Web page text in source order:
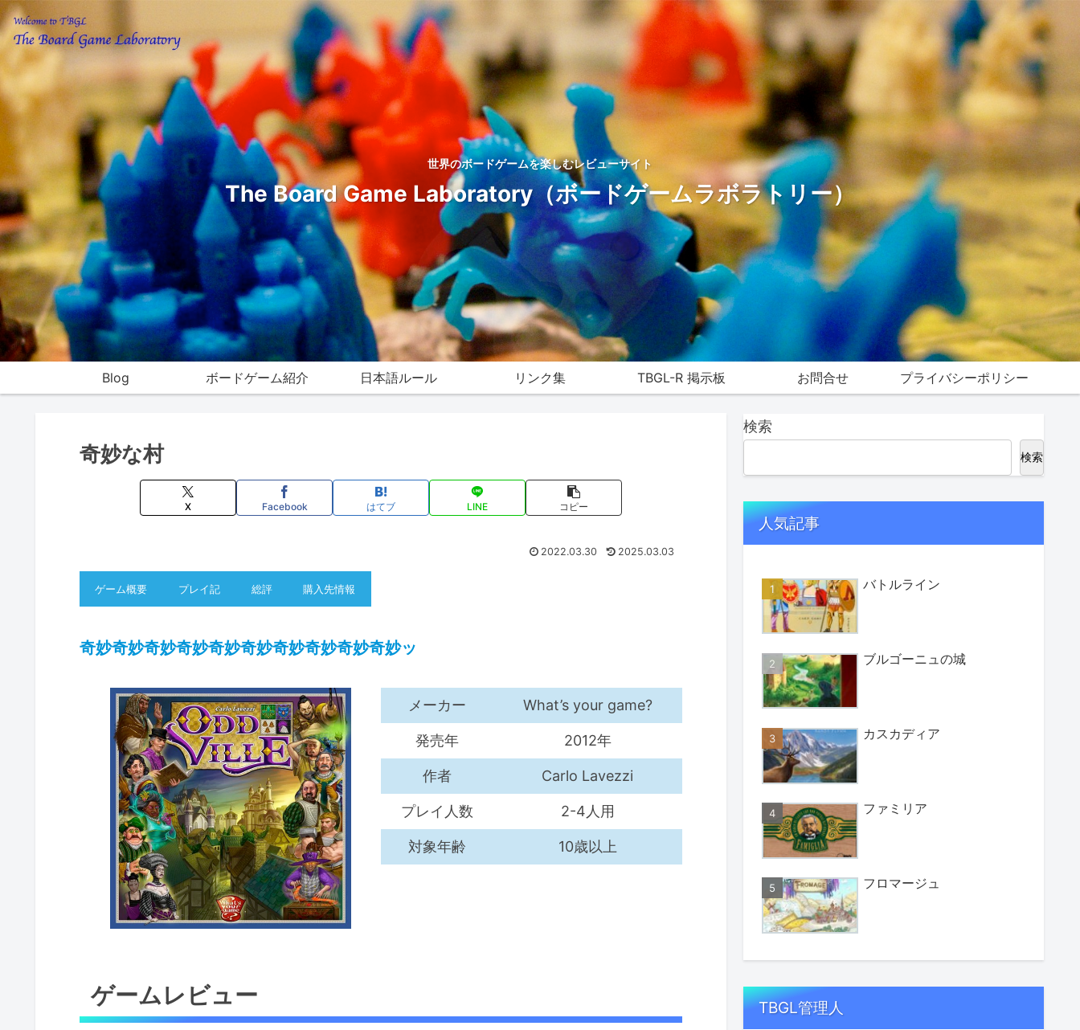
世界のボードゲームを楽しむレビューサイト
The Board Game Laboratory（ボードゲームラボラトリー）
Blog ボードゲーム紹介 日本語ルール リンク集 TBGL-R 掲示板 お問合せ プライバシーポリシー
奇妙な村
X Facebook はてブ LINE コピー
2022.03.30 2025.03.03
ゲーム概要 プレイ記 総評 購入先情報
奇妙奇妙奇妙奇妙奇妙奇妙奇妙奇妙奇妙奇妙ッ
メーカー What’s your game?
発売年 2012年
作者 Carlo Lavezzi
プレイ人数 2-4人用
対象年齢 10歳以上
ゲームレビュー
検索
検索
人気記事
バトルライン
ブルゴーニュの城
カスカディア
ファミリア
フロマージュ
TBGL管理人